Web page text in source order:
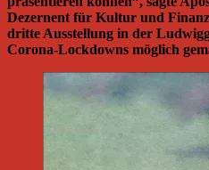
Dezernent für Kultur und
dritte Ausstellung in der
Corona-Lockdowns möglich